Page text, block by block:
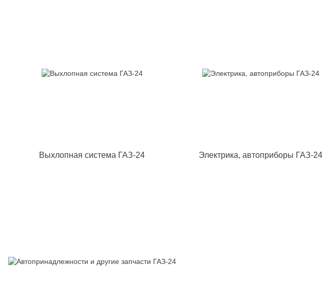
Выхлопная система ГАЗ-24 Электрика, автоприборы ГАЗ-24